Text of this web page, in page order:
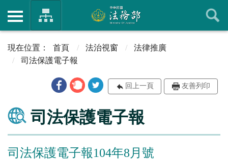
首頁 法治視窗
法律推廣
司法保護電子報
回上一頁 友善列印
司法保護電子報
司法保護電子報104年8月號